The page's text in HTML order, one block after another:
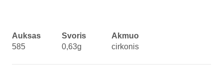
Auksas
585
Svoris
0,63g
Akmuo
cirkonis